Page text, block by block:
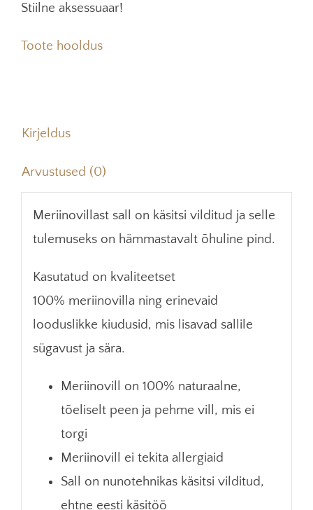
Stiilne aksessuaar!
Toote hooldus
Kirjeldus
Arvustused (0)
Meriinovillast sall on käsitsi vilditud ja selle
tulemuseks on hämmastavalt õhuline pind.
Kasutatud on kvaliteetset
100% meriinovilla ning erinevaid
looduslikke kiudusid, mis lisavad sallile
sügavust ja sära.
Meriinovill on 100% naturaalne,
tõeliselt peen ja pehme vill, mis ei
torgi
Meriinovill ei tekita allergiaid
Sall on nunotehnikas käsitsi vilditud,
ehtne eesti käsitöö